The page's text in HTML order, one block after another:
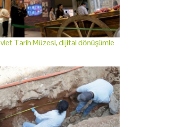
Tarih Müzesi, dijital dönüşümle